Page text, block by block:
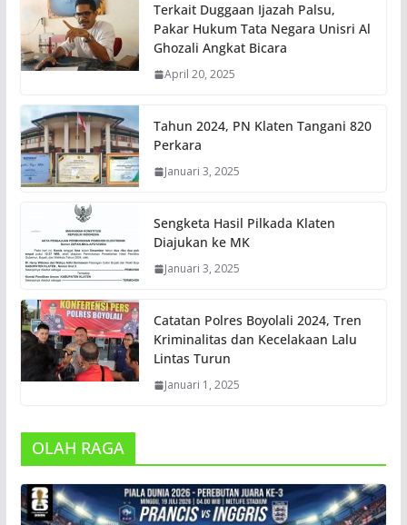
Terkait Duggaan Ijazah Palsu,
Pakar Hukum Tata Negara Unisri Al
Ghozali Angkat Bicara
April 20, 2025
Tahun 2024, PN Klaten Tangani 820
Perkara
Januari 3, 2025
Sengketa Hasil Pilkada Klaten
Diajukan ke MK
Januari 3, 2025
Catatan Polres Boyolali 2024, Tren
Kriminalitas dan Kecelakaan Lalu
Lintas Turun
Januari 1, 2025
OLAH RAGA